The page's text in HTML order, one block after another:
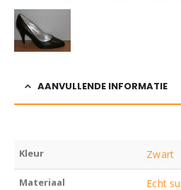
AANVULLENDE INFORMATIE
Kleur Zwart
Materiaal Echt